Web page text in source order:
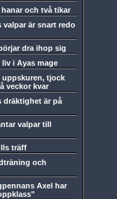
hanar och två tikar
valpar är snart redo
dra ihop sig
i Ayas mage
uppskuren, tjock
veckor kvar
dräktighet är på
valpar till
träff
och
Axel har